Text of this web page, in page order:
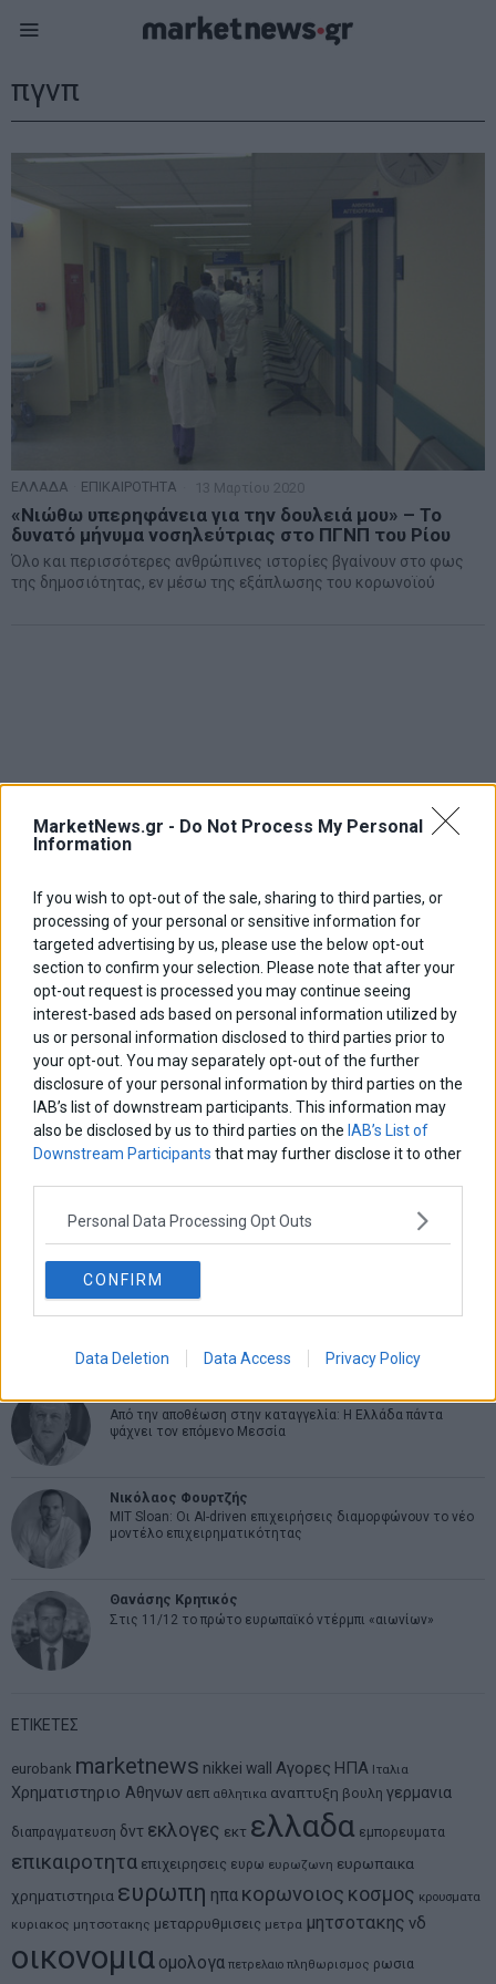
MarketNews.gr - Do Not Process My Personal
Information
If you wish to opt-out of the sale, sharing to third parties, or
processing of your personal or sensitive information for
targeted advertising by us, please use the below opt-out
section to confirm your selection. Please note that after your
opt-out request is processed you may continue seeing
interest-based ads based on personal information utilized by
us or personal information disclosed to third parties prior to
your opt-out. You may separately opt-out of the further
disclosure of your personal information by third parties on the
IAB’s list of downstream participants. This information may
also be disclosed by us to third parties on the IAB’s List of
Downstream Participants that may further disclose it to other
Personal Data Processing Opt Outs
CONFIRM
Data Deletion Data Access Privacy Policy
πγνπ
ΕΛΛΑΔΑ ΕΠΙΚΑΙΡΟΤΗΤΑ 13 Μαρτίου 2020
«Νιώθω υπερηφάνεια για την δουλειά μου» – Το
δυνατό μήνυμα νοσηλεύτριας στο ΠΓΝΠ του Ρίου
Όλο και περισσότερες ανθρώπινες ιστορίες βγαίνουν στο φως
της δημοσιότητας, εν μέσω της εξάπλωσης του κορωνoϊού
ΑΡΘΡΟΓΡΑΦΟΙ
Ελευθερία Κούρταλη
Οι «τιμωροί» των ομολόγων επέστρεψαν
Εύη Φραγκάκη
Η βία κατά των ζώων δεν αντέχει βολικές ερμηνείες
Από την αποθέωση στην καταγγελία: Η Ελλάδα πάντα
ψάχνει τον επόμενο Μεσσία
Νικόλαος Φουρτζής
MIT Sloan: Οι AI-driven επιχειρήσεις διαμορφώνουν το νέο
μοντέλο επιχειρηματικότητας
Θανάσης Κρητικός
Στις 11/12 το πρώτο ευρωπαϊκό ντέρμπι «αιωνίων»
ΕΤΙΚΕΤΕΣ
eurobank marketnews nikkei wall Αγορες ΗΠΑ Ιταλια
Χρηματιστηριο Αθηνων αεπ αθλητικα αναπτυξη βουλη γερμανια
διαπραγματευση δντ εκλογες εκτ ελλαδα εμπορευματα
επικαιροτητα επιχειρησεις ευρω ευρωζωνη ευρωπαικα
χρηματιστηρια ευρωπη ηπα κορωνοιος κοσμος κρουσματα
κυριακος μητσοτακης μεταρρυθμισεις μετρα μητσοτακης νδ
οικονομια ομολογα πετρελαιο πληθωρισμος ρωσια